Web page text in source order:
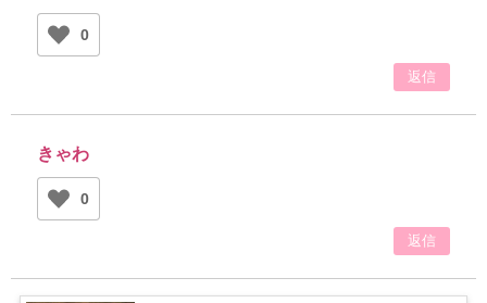
0
返信
きゃわ
0
返信